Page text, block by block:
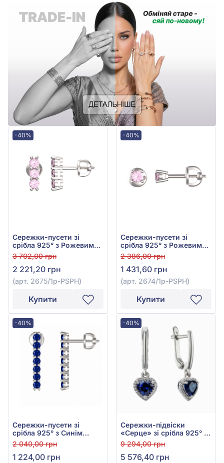
-40%
Сережки-пусети зі
срібла 925° з Рожевим
Сапфіром, арт. 2675/1р-
PSPH
3 702,00 грн
2 221,20 грн
(арт. 2675/1р-PSPH)
Купити
-40%
Сережки-пусети зі
срібла 925° з Рожевим
Сапфіром, арт. 2674/1р-
PSPH
2 386,00 грн
1 431,60 грн
(арт. 2674/1р-PSPH)
Купити
-40%
Сережки-пусети зі
срібла 925° з Синім
Сапфіром, арт. 2677/1р-
HSPH
2 040,00 грн
1 224,00 грн
-40%
Сережки-підвіски
«Серце» зі срібла 925° із
синім сапфіром та
фіанітом, арт. 2532/1р-
HSPH
9 294,00 грн
5 576,40 грн